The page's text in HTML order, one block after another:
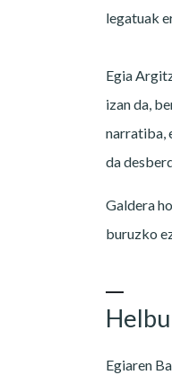
legatuak
Egia
izan da,
narratiba,
da
Galdera
buruzko
Egiaren